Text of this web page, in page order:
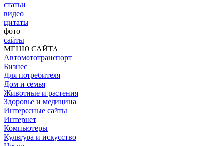
статьи
видео
цитаты
фото
сайты
МЕНЮ САЙТА
Автомототранспорт
Бизнес
Для потребителя
Дом и семья
Животные и растения
Здоровье и медицина
Интересные сайты
Интернет
Компьютеры
Культура и искусство